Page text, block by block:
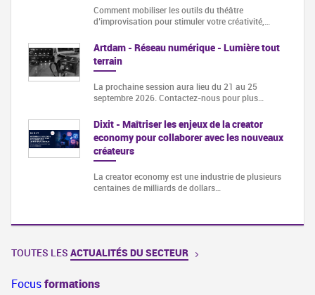
Comment mobiliser les outils du théâtre
d’improvisation pour stimuler votre créativité,…
Artdam - Réseau numérique - Lumière tout
terrain
La prochaine session aura lieu du 21 au 25
septembre 2026. Contactez-nous pour plus…
Dixit - Maîtriser les enjeux de la creator
economy pour collaborer avec les nouveaux
créateurs
La creator economy est une industrie de plusieurs
centaines de milliards de dollars…
TOUTES LES ACTUALITÉS DU SECTEUR
Focusformations